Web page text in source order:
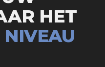
HET
NIVEAU